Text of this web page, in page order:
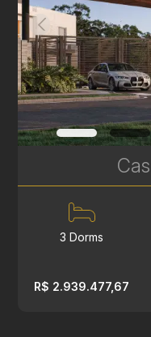
3 Dorms
R$ 2.939.477,67